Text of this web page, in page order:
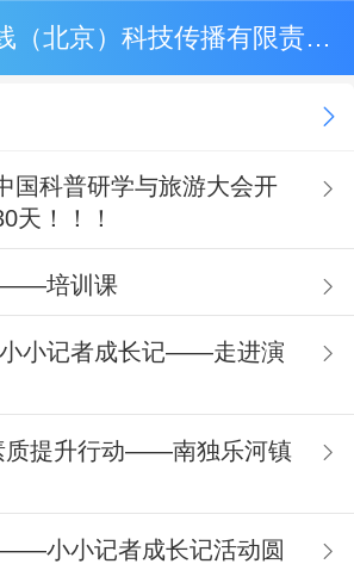
中科直线（北京）科技传播有限责任公司
国科普研学与旅游大会开
天！！！
——培训课
小小记者成长记——走进演
质提升行动——南独乐河镇
——小小记者成长记活动圆